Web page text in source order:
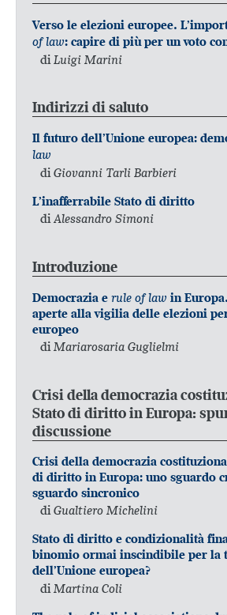
Verso le elezioni europee.
of law: capire di più per un voto
di Luigi Marini
Indirizzi di saluto
Il futuro dell’Unione europea:
law
di Giovanni Tarli Barbieri
L’inafferrabile Stato di diritto
diAlessandro Simoni
Introduzione
Democrazia e rule of law in
aperte alla vigilia delle elezioni
europeo
diMariarosaria Guglielmi
Crisi della democrazia
Stato di diritto in Europa:
discussione
Crisi della democrazia
di diritto in Europa: uno sguardo
sguardo sincronico
diGualtiero Michelini
Stato di diritto e condizionalità
binomio ormai inscindibile per la
dell’Unione europea?
di Martina Coli